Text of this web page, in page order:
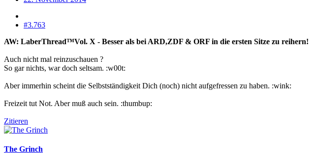
#3.763
AW: LaberThread™Vol. X - Besser als bei ARD,ZDF & ORF in die ersten Sitze zu reihern!
Auch nicht mal reinzuschauen ?
So gar nichts, war doch seltsam. :w00t:
Aber immerhin scheint die Selbstständigkeit Dich (noch) nicht aufgefressen zu haben. :wink:
Freizeit tut Not. Aber muß auch sein. :thumbup:
Zitieren
The Grinch